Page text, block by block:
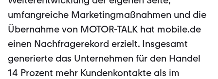
umfangreiche Marketingmaßnahmen und die
Übernahme von MOTOR-TALK hat mobile.de
einen Nachfragerekord erzielt. Insgesamt
generierte das Unternehmen für den Handel
14 Prozent mehr Kundenkontakte als im